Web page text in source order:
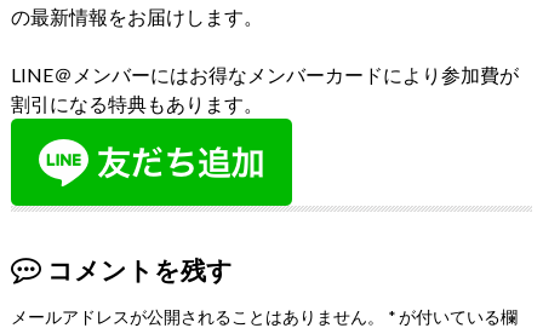
の最新情報をお届けします。
LINE＠メンバーにはお得なメンバーカードにより参加費が
割引になる特典もあります。
コメントを残す
メールアドレスが公開されることはありません。 *が付いている欄